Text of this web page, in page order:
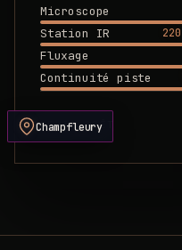
Microscope
Station IR
Fluxage
Continuité piste
DEVIS PRÊT
Champfleury